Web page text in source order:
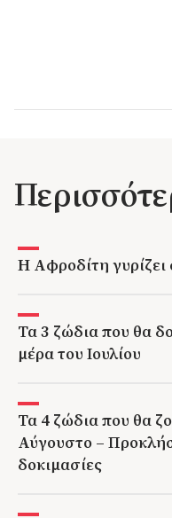
H Αφροδίτη γυρίζει
Τα 3 ζώδια που θα
μέρα του Ιουλίου
Τα 4 ζώδια που θα
Αύγουστο –
δοκιμασίες